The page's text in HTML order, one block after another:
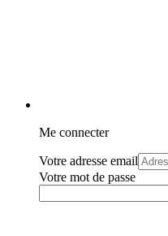
Me connecter
Votre adresse email
Votre mot de passe